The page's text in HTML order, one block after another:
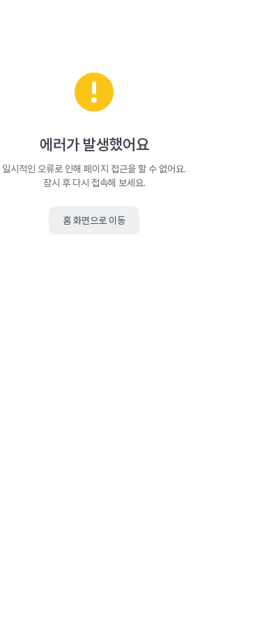
에러가 발생했어요
일시적인 오류로 인해 페이지 접근을 할 수 없어요.
잠시 후 다시 접속해 보세요.
홈 화면으로 이동